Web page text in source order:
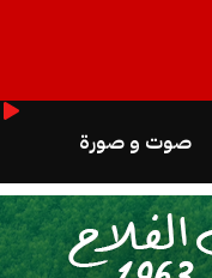
صوت و صورة